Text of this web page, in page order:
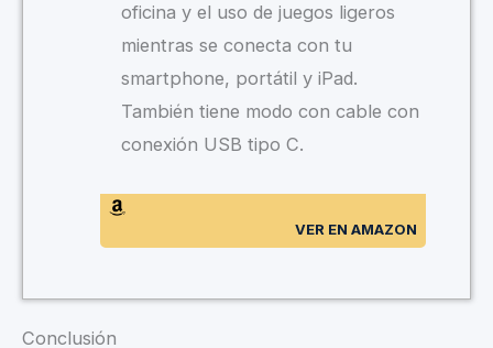
oficina y el uso de juegos ligeros
mientras se conecta con tu
smartphone, portátil y iPad.
También tiene modo con cable con
conexión USB tipo C.
VER EN AMAZON
Conclusión